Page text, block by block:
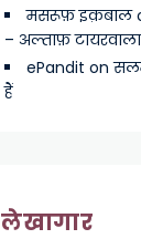
मसरूफ़ इक़बाल
– अल्ताफ़ टायरवाला
ePandit on
हैं
लेखागार